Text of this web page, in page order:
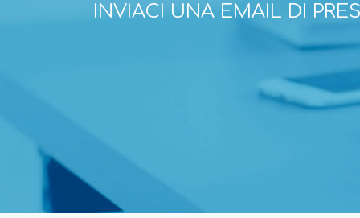
INVIACI UNA EMAIL DI